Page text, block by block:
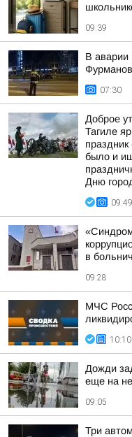
09:39
В аварии
07:30
Доброе
Тагиле
было и
Дню
09:49
в
09:28
МЧС
10:10
Дожди
еще на
09:05
Три